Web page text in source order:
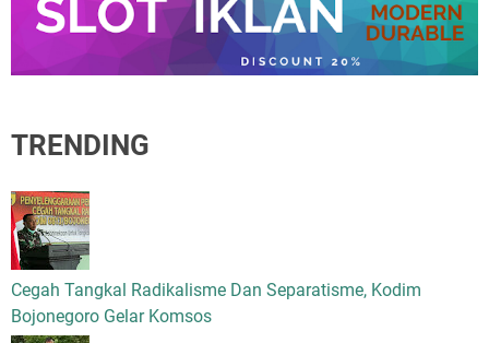
TRENDING
Cegah Tangkal Radikalisme Dan Separatisme, Kodim
Bojonegoro Gelar Komsos